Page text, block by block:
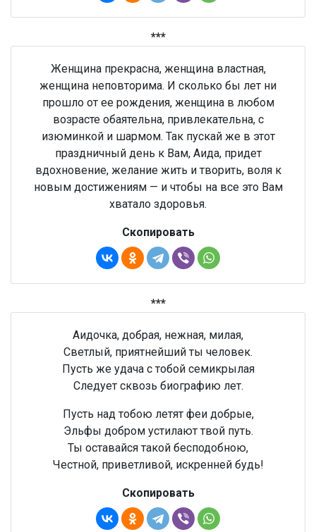
***
Женщина прекрасна, женщина властная,
женщина неповторима. И сколько бы лет ни
прошло от ее рождения, женщина в любом
возрасте обаятельна, привлекательна, с
изюминкой и шармом. Так пускай же в этот
праздничный день к Вам, Аида, придет
вдохновение, желание жить и творить, воля к
новым достижениям — и чтобы на все это Вам
хватало здоровья.
Скопировать
***
Аидочка, добрая, нежная, милая,
Светлый, приятнейший ты человек.
Пусть же удача с тобой семикрылая
Следует сквозь биографию лет.
Пусть над тобою летят феи добрые,
Эльфы добром устилают твой путь.
Ты оставайся такой бесподобною,
Честной, приветливой, искренней будь!
Скопировать